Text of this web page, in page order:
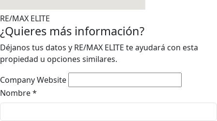
RE/MAX ELITE
¿Quieres más información?
Déjanos tus datos y RE/MAX ELITE te ayudará con esta
propiedad u opciones similares.
Company Website
Nombre*